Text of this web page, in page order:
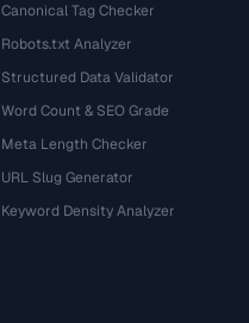
Canonical Tag Checker
Robots.txt Analyzer
Structured Data Validator
Word Count & SEO Grade
Meta Length Checker
URL Slug Generator
Keyword Density Analyzer